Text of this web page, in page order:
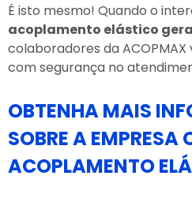
É isto mesmo! Quando o
acoplamento elástico
colaboradores da
com segurança no
OBTENHA MAIS
SOBRE A
ACOPLAMENTO